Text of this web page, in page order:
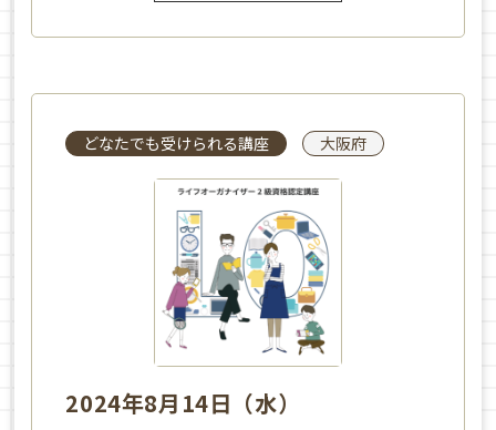
どなたでも受けられる講座 大阪府
2024年8月14日（水）